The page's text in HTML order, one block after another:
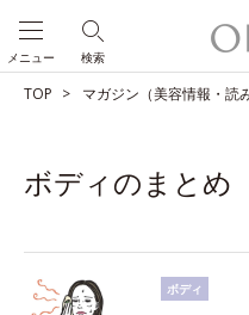
検索
メニュー
TOP マガジン（美容情報・読
ボディのまとめ
ボディ